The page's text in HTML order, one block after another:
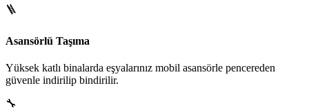
🪜
Asansörlü Taşıma
Yüksek katlı binalarda eşyalarınız mobil asansörle pencereden
güvenle indirilip bindirilir.
🔧